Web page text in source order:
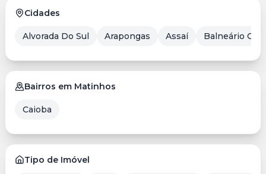
Cidades
Alvorada Do Sul Arapongas Assaí Balneário
Bairros em Matinhos
Caioba
Tipo de Imóvel